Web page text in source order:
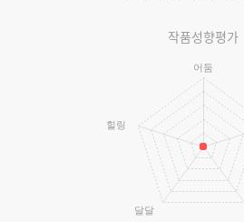
작품성향평가
어둠
달달
힐링